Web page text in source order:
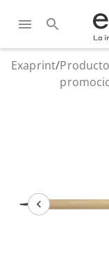
Exaprint/